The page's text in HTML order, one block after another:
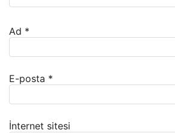
Ad *
E-posta *
İnternet sitesi